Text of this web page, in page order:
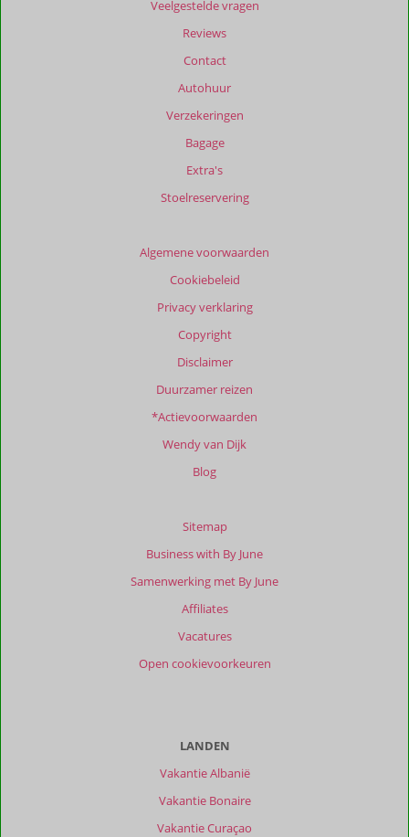
Veelgestelde vragen
Reviews
Contact
Autohuur
Verzekeringen
Bagage
Extra's
Stoelreservering
Algemene voorwaarden
Cookiebeleid
Privacy verklaring
Copyright
Disclaimer
Duurzamer reizen
*Actievoorwaarden
Wendy van Dijk
Blog
Sitemap
Business with By June
Samenwerking met By June
Affiliates
Vacatures
Open cookievoorkeuren
LANDEN
Vakantie Albanië
Vakantie Bonaire
Vakantie Curaçao